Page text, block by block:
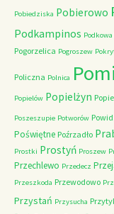
Pobiedziska Pobierowo
Podkampinos Podkowa
Pogorzelica Pogroszew
Policzna Polnica
Popielów Popielżyn
Poszeszupie Potworów
Poświętne Poźrzadło
Prostki Prostyń Proszew
Przechlewo Przedecz
Przeszkoda Przewodowo
Przystań Przysucha